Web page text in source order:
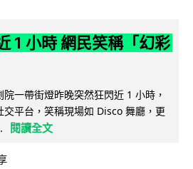
1 小時 網民笑稱「幻彩
一帶街燈昨晚突然狂閃近 1 小時，
交平台，笑稱現場如 Disco 舞廳，更
閱讀全文